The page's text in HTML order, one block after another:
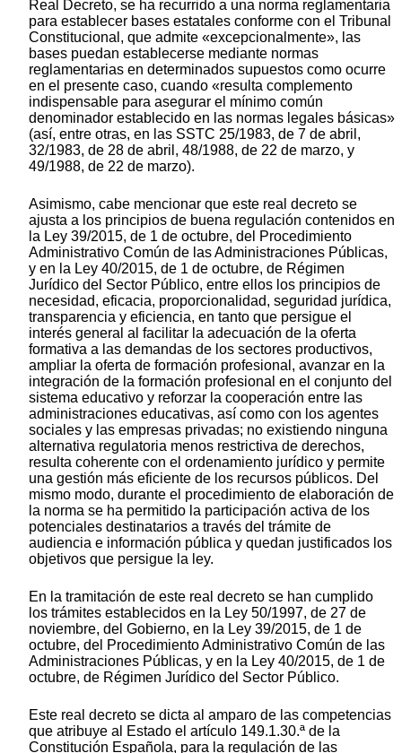
Real Decreto, se ha recurrido a una norma reglamentaria
para establecer bases estatales conforme con el Tribunal
Constitucional, que admite «excepcionalmente», las
bases puedan establecerse mediante normas
reglamentarias en determinados supuestos como ocurre
en el presente caso, cuando «resulta complemento
indispensable para asegurar el mínimo común
denominador establecido en las normas legales básicas»
(así, entre otras, en las SSTC 25/1983, de 7 de abril,
32/1983, de 28 de abril, 48/1988, de 22 de marzo, y
49/1988, de 22 de marzo).
Asimismo, cabe mencionar que este real decreto se
ajusta a los principios de buena regulación contenidos en
la Ley 39/2015, de 1 de octubre, del Procedimiento
Administrativo Común de las Administraciones Públicas,
y en la Ley 40/2015, de 1 de octubre, de Régimen
Jurídico del Sector Público, entre ellos los principios de
necesidad, eficacia, proporcionalidad, seguridad jurídica,
transparencia y eficiencia, en tanto que persigue el
interés general al facilitar la adecuación de la oferta
formativa a las demandas de los sectores productivos,
ampliar la oferta de formación profesional, avanzar en la
integración de la formación profesional en el conjunto del
sistema educativo y reforzar la cooperación entre las
administraciones educativas, así como con los agentes
sociales y las empresas privadas; no existiendo ninguna
alternativa regulatoria menos restrictiva de derechos,
resulta coherente con el ordenamiento jurídico y permite
una gestión más eficiente de los recursos públicos. Del
mismo modo, durante el procedimiento de elaboración de
la norma se ha permitido la participación activa de los
potenciales destinatarios a través del trámite de
audiencia e información pública y quedan justificados los
objetivos que persigue la ley.
En la tramitación de este real decreto se han cumplido
los trámites establecidos en la Ley 50/1997, de 27 de
noviembre, del Gobierno, en la Ley 39/2015, de 1 de
octubre, del Procedimiento Administrativo Común de las
Administraciones Públicas, y en la Ley 40/2015, de 1 de
octubre, de Régimen Jurídico del Sector Público.
Este real decreto se dicta al amparo de las competencias
que atribuye al Estado el artículo 149.1.30.ª de la
Constitución Española, para la regulación de las